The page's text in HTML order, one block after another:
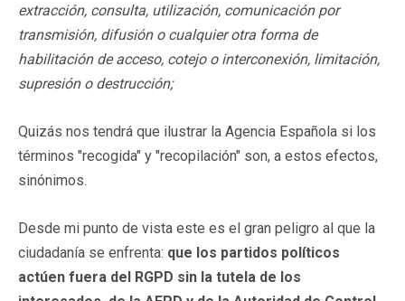
extracción, consulta, utilización, comunicación por
transmisión, difusión o cualquier otra forma de
habilitación de acceso, cotejo o interconexión, limitación,
supresión o destrucción;
Quizás nos tendrá que ilustrar la Agencia Española si los
términos "recogida" y "recopilación" son, a estos efectos,
sinónimos.
Desde mi punto de vista este es el gran peligro al que la
ciudadanía se enfrenta: que los partidos políticos
actúen fuera del RGPD sin la tutela de los